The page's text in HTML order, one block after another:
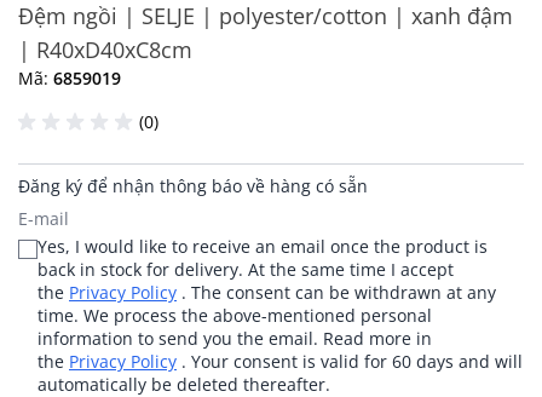
Đệm ngồi | SELJE | polyester/cotton | xanh đậm
| R40xD40xC8cm
Mã: 6859019
(0)
Đăng ký để nhận thông báo về hàng có sẵn
Yes, I would like to receive an email once the product is
back in stock for delivery. At the same time I accept
the Privacy Policy . The consent can be withdrawn at any
time. We process the above-mentioned personal
information to send you the email. Read more in
the Privacy Policy . Your consent is valid for 60 days and will
automatically be deleted thereafter.